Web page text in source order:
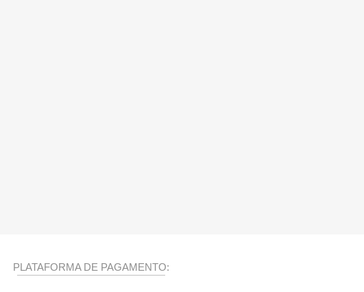
PLATAFORMA DE PAGAMENTO: